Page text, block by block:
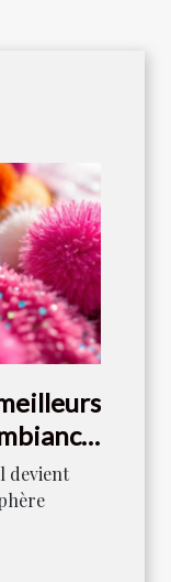
devient